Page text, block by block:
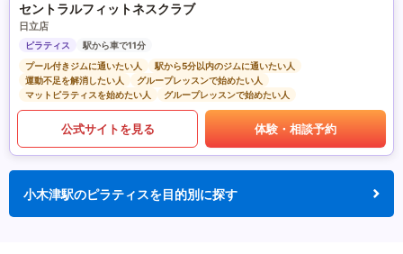
セントラルフィットネスクラブ
日立店
ピラティス
駅から車で11分
プール付きジムに通いたい人
駅から5分以内のジムに通いたい人
運動不足を解消したい人
グループレッスンで始めたい人
マットピラティスを始めたい人
グループレッスンで始めたい人
公式サイトを見る 体験・相談予約
小木津駅のピラティスを目的別に探す